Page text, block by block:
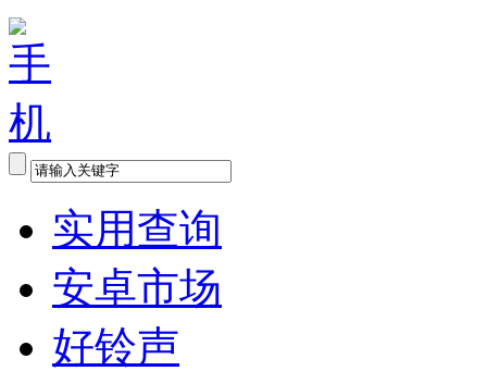
实用查询
安卓市场
好铃声